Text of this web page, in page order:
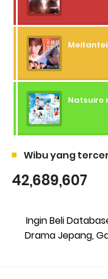
Wibu yang
42,689,607
Ingin Beli
Drama Jepang,